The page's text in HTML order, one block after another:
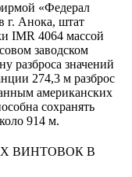
«Федерал
г. Анока, штат
IMR 4064 массой
заводском
разброса значений
274,3 м разброс
американских
сохранять
914 м.